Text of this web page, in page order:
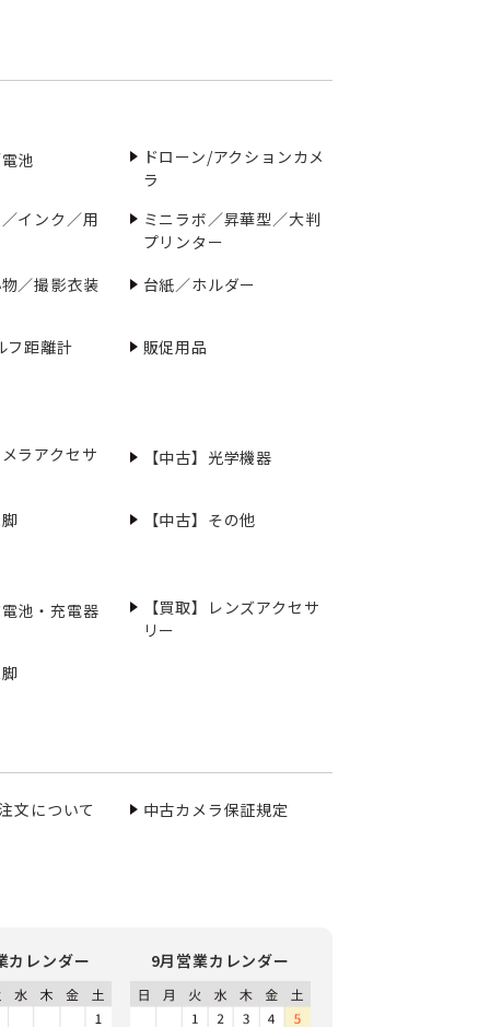
池
ドローン/アクションカメ
ラ
インク／用
ミニラボ／昇華型／大判
プリンター
／撮影衣装 台紙／ホルダー
フ距離計 販促用品
メラアクセサ
【中古】光学機器
【中古】その他
電池・充電器
【買取】レンズアクセサ
リー
文について 中古カメラ保証規定
カレンダー 9月営業カレンダー